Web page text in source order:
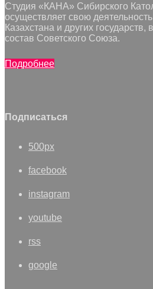
Студия «КАНА» Сибирского
осуществляет свою
Казахстана и других
состав Советского Союза.
Подробнее
Подписаться
500px
facebook
instagram
youtube
rss
google